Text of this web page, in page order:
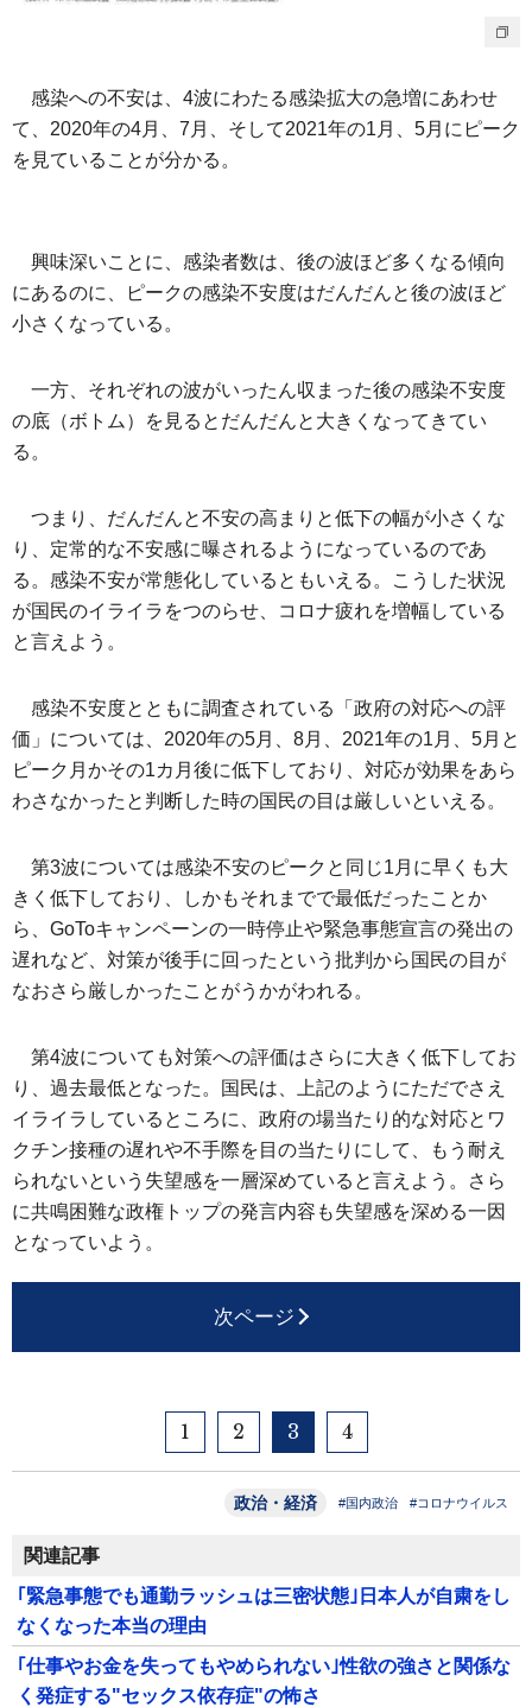
感染への不安は、4波にわたる感染拡大の急増にあわせ
て、2020年の4月、7月、そして2021年の1月、5月にピーク
を見ていることが分かる。
興味深いことに、感染者数は、後の波ほど多くなる傾向
にあるのに、ピークの感染不安度はだんだんと後の波ほど
小さくなっている。
一方、それぞれの波がいったん収まった後の感染不安度
の底（ボトム）を見るとだんだんと大きくなってきてい
る。
つまり、だんだんと不安の高まりと低下の幅が小さくな
り、定常的な不安感に曝されるようになっているのであ
る。感染不安が常態化しているともいえる。こうした状況
が国民のイライラをつのらせ、コロナ疲れを増幅している
と言えよう。
感染不安度とともに調査されている「政府の対応への評
価」については、2020年の5月、8月、2021年の1月、5月と
ピーク月かその1カ月後に低下しており、対応が効果をあら
わさなかったと判断した時の国民の目は厳しいといえる。
第3波については感染不安のピークと同じ1月に早くも大
きく低下しており、しかもそれまでで最低だったことか
ら、GoToキャンペーンの一時停止や緊急事態宣言の発出の
遅れなど、対策が後手に回ったという批判から国民の目が
なおさら厳しかったことがうかがわれる。
第4波についても対策への評価はさらに大きく低下してお
り、過去最低となった。国民は、上記のようにただでさえ
イライラしているところに、政府の場当たり的な対応とワ
クチン接種の遅れや不手際を目の当たりにして、もう耐え
られないという失望感を一層深めていると言えよう。さら
に共鳴困難な政権トップの発言内容も失望感を深める一因
となっていよう。
次ページ
1 2 3 4
政治・経済 #国内政治 #コロナウイルス
関連記事
｢緊急事態でも通勤ラッシュは三密状態｣日本人が自粛をし
なくなった本当の理由
｢仕事やお金を失ってもやめられない｣性欲の強さと関係な
く発症する"セックス依存症"の怖さ